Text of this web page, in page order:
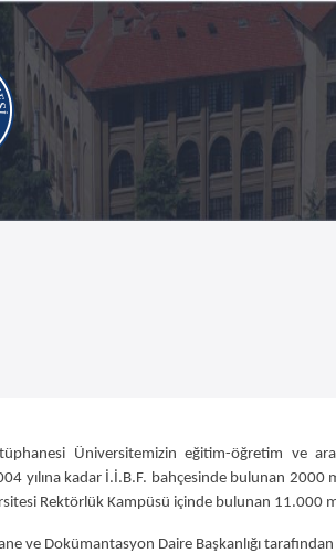
Üniversitemizin eğitim-öğretim ve
yılına kadar İ.İ.B.F. bahçesinde bulunan 2000
Rektörlük Kampüsü içinde bulunan 11.000
ve Dokümantasyon Daire Başkanlığı